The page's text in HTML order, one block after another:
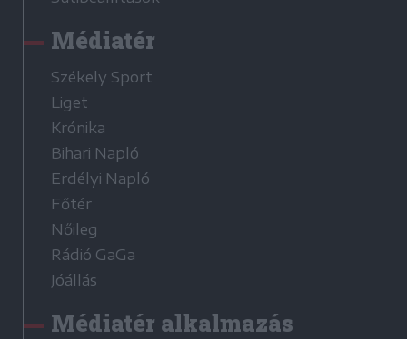
Médiatér
Székely Sport
Liget
Krónika
Bihari Napló
Erdélyi Napló
Főtér
Nőileg
Rádió GaGa
Jóállás
Médiatér alkalmazás